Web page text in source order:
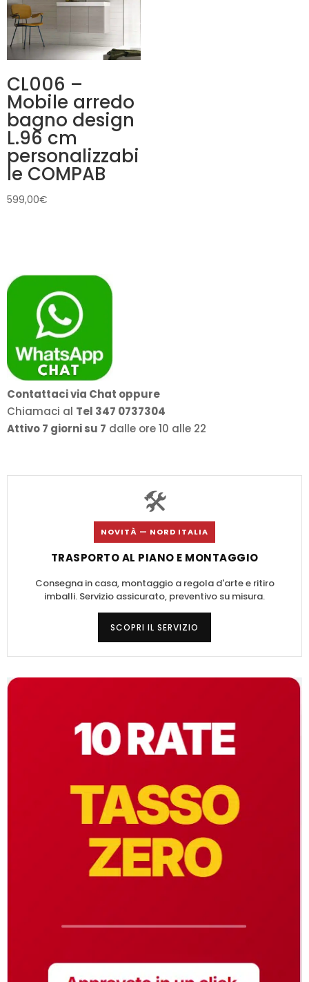
CL006 –
Mobile arredo
bagno design
L.96 cm
personalizzabi
le COMPAB
599,00€
Contattaci via Chat oppure
Chiamaci al Tel 347 0737304
Attivo 7 giorni su 7 dalle ore 10 alle 22
🛠️
NOVITÀ — NORD ITALIA
TRASPORTO AL PIANO E MONTAGGIO
Consegna in casa, montaggio a regola d'arte e ritiro
imballi. Servizio assicurato, preventivo su misura.
SCOPRI IL SERVIZIO